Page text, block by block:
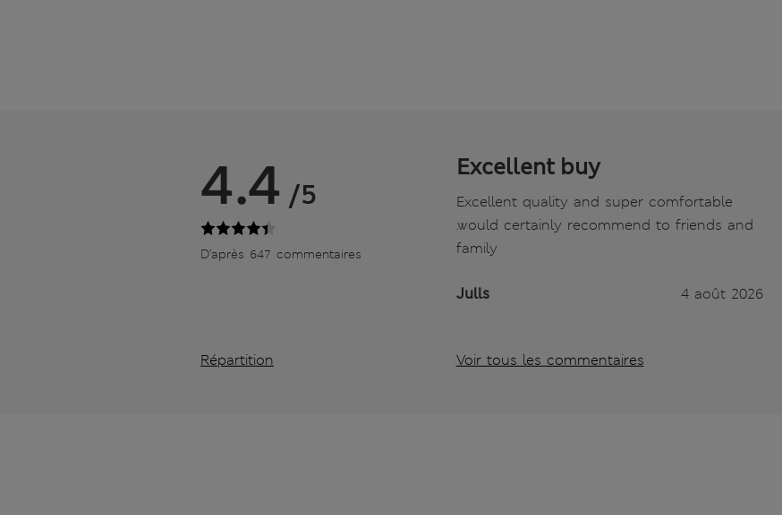
4.4 /5
D’après 647 commentaires
Répartition
Excellent buy
Excellent quality and super comfortable
.would certainly recommend to friends and
family
Julls 4 août 2026
Voir tous les commentaires